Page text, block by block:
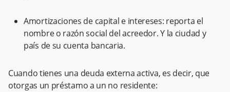
Amortizaciones de capital e intereses: reporta el
nombre o razón social del acreedor. Y la ciudad y
país de su cuenta bancaria.
Cuando tienes una deuda externa activa, es decir, que
otorgas un préstamo a un no residente: